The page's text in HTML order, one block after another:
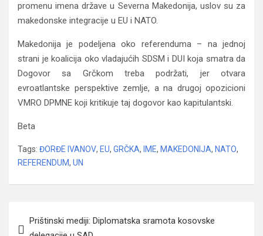
promenu imena države u Severna Makedonija, uslov su za
makedonske integracije u EU i NATO.
Makedonija je podeljena oko referenduma – na jednoj
strani je koalicija oko vladajućih SDSM i DUI koja smatra da
Dogovor sa Grčkom treba podržati, jer otvara
evroatlantske perspektive zemlje, a na drugoj opozicioni
VMRO DPMNE koji kritikuje taj dogovor kao kapitulantski.
Beta
Tags: ĐORĐE IVANOV, EU, GRČKA, IME, MAKEDONIJA, NATO,
REFERENDUM, UN
članaka
Prištinski mediji: Diplomatska sramota kosovske